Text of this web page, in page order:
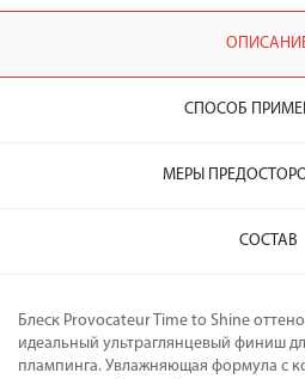
СПОСОБ
МЕРЫ
СОСТАВ
Блеск Provocateur Time to Shine
идеальный ультраглянцевый финиш
плампинга. Увлажняющая формула с